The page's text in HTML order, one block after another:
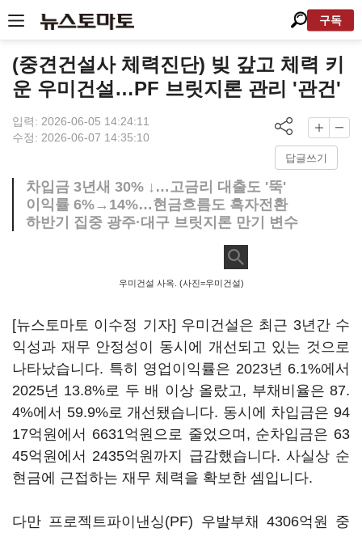
구독
(중견건설사 체력진단) 빚 갚고 체력 키
운 우미건설…PF 브릿지론 관리 '관건'
입력: 2026-06-05 14:24:11
수정: 2026-06-07 14:35:10
답글쓰기
차입금 3년새 30% ↓…고금리 대출도 '뚝'
이익률 6%→14%…현금흐름도 흑자전환
하반기 집중 광주·대구 브릿지론 만기 변수
우미건설 사옥. (사진=우미건설)
[뉴스토마토 이수정 기자] 우미건설은 최근 3년간 수
익성과 재무 안정성이 동시에 개선되고 있는 것으로
나타났습니다. 특히 영업이익률은 2023년 6.1%에서
2025년 13.8%로 두 배 이상 올랐고, 부채비율은 87.
4%에서 59.9%로 개선됐습니다. 동시에 차입금은 94
17억원에서 6631억원으로 줄었으며, 순차입금은 63
45억원에서 2435억원까지 급감했습니다. 사실상 순
현금에 근접하는 재무 체력을 확보한 셈입니다.
다만 프로젝트파이낸싱(PF) 우발부채 4306억원 중